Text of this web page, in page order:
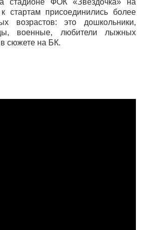
стадионе ФОК «Звёздочка» на
стартам присоединились более
возрастов: это дошкольники,
военные, любители лыжных
сюжете на БК.